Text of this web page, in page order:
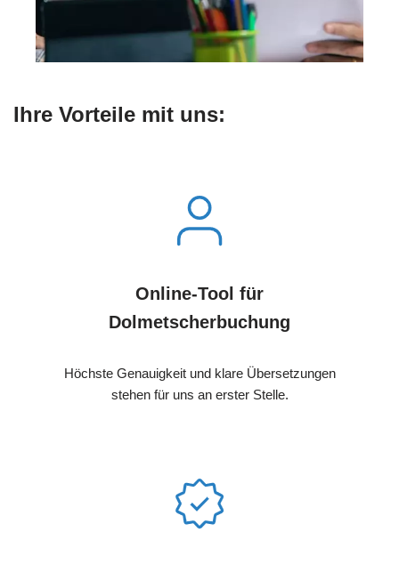
Ihre Vorteile mit uns:
Online-Tool für
Dolmetscherbuchung
Höchste Genauigkeit und klare Übersetzungen
stehen für uns an erster Stelle.